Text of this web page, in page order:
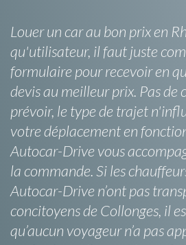
Louer un car au bon prix en
qu'utilisateur, il faut juste
formulaire pour recevoir en
devis au meilleur prix. Pas de
prévoir, le type de trajet
votre déplacement en
Autocar-Drive vous
la commande. Si les
Autocar-Drive n’ont pas
concitoyens de Collonges, il
qu’aucun voyageur n’a pas